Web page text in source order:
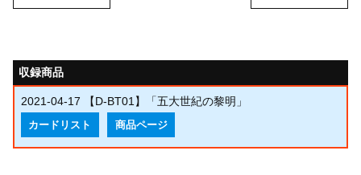
収録商品
2021-04-17 【D-BT01】「五大世紀の黎明」
カードリスト 商品ページ